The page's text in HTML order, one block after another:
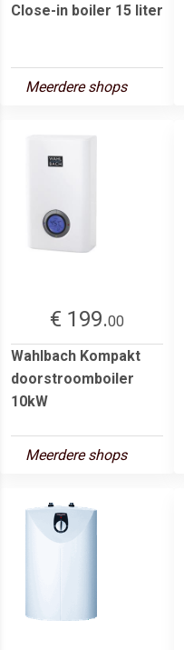
Close-in boiler 15 liter
Meerdere shops
€ 199.00
Wahlbach Kompakt
doorstroomboiler
10kW
Meerdere shops